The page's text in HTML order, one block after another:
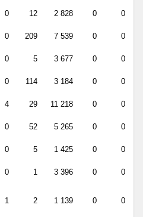
0 12 2 828 0 0
0 209 7 539 0 0
0 5 3 677 0 0
0 114 3 184 0 0
4 29 11 218 0 0
0 52 5 265 0 0
0 5 1 425 0 0
0 1 3 396 0
0
1 2 1 139 0 0